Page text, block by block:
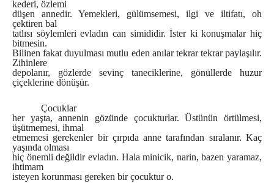
kederi, özlemi
düşen annedir. Yemekleri, gülümsemesi, ilgi ve iltifatı, oh
çektiren bal
tatlısı söylemleri evladın can simididir. İster ki konuşmalar hiç
bitmesin.
Bilinen fakat duyulması mutlu eden anılar tekrar tekrar paylaşılır.
Zihinlere
depolanır, gözlerde sevinç taneciklerine, gönüllerde huzur
çiçeklerine dönüşür.
Çocuklar
her yaşta, annenin gözünde çocukturlar. Üstünün örtülmesi,
üşütmemesi, ihmal
etmemesi gerekenler bir çırpıda anne tarafından sıralanır. Kaç
yaşında olması
hiç önemli değildir evladın. Hala minicik, narin, bazen yaramaz,
ihtimam
isteyen korunması gereken bir çocuktur o.